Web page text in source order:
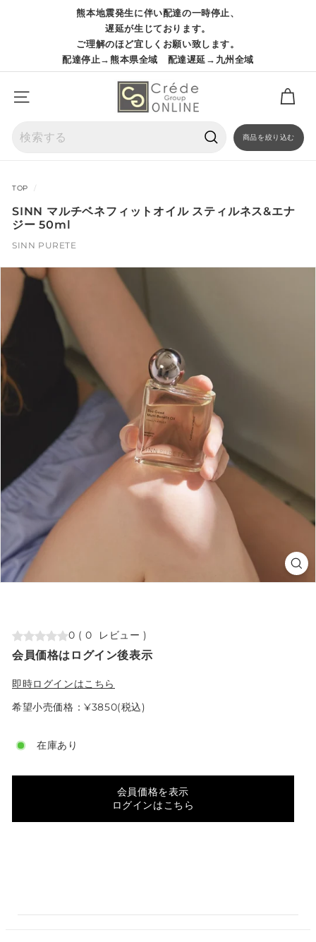
ス
ラ
イ
ド
シ
ョ
ー
熊本地震発生に伴い配達の一時停止、
遅延が生じております。
ご理解のほど宜しくお願い致します。
配達停止→熊本県全域 配達遅延→九州全域
サイトナビゲーション
商品を絞り込む
TOP /
SINN マルチベネフィットオイル スティルネス&エナ
ジー 50ml
SINN PURETE
0 ( 0 レビュー )
会員価格はログイン後表示
即時ログインはこちら
希望小売価格：¥3850(税込)
在庫あり
会員価格を表示
ログインはこちら